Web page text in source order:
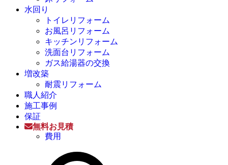
水回り
トイレリフォーム
お風呂リフォーム
キッチンリフォーム
洗面台リフォーム
ガス給湯器の交換
増改築
耐震リフォーム
職人紹介
施工事例
保証
無料お見積
費用